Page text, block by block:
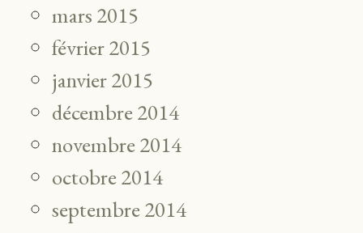
mars 2015
février 2015
janvier 2015
décembre 2014
novembre 2014
octobre 2014
septembre 2014